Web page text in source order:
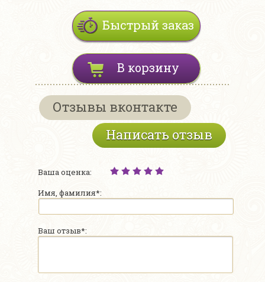
Быстрый заказ
В корзину
Отзывы вконтакте
Написать отзыв
Ваша оценка:
Имя, фамилия*:
Ваш отзыв*: